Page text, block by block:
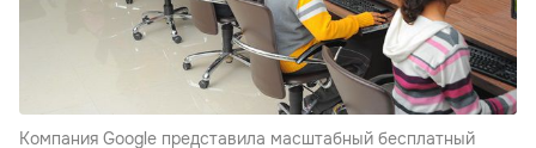
Компания Google представила масштабный бесплатный